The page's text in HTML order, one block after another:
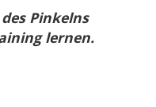
Pinkelns
lernen.